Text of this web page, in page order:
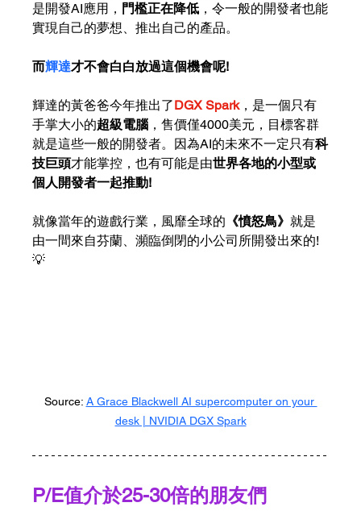
是開發AI應用， 門檻正在降低 ，令一般的開發者也能
實現自己的夢想、推出自己的產品。
而輝達才不會白白放過這個機會呢!
輝達的黃爸爸今年推出了DGX Spark，是一個只有
手掌大小的超級電腦 ，售價僅4000美元，目標客群
就是這些一般的開發者。因為AI的未來不一定只有科
技巨頭才能掌控，也有可能是由世界各地的小型或
個人開發者一起推動!
就像當年的遊戲行業，風靡全球的 《憤怒鳥》就是
由一間來自芬蘭、瀕臨倒閉的小公司所開發出來的!
💡
Source: A Grace Blackwell AI supercomputer on your
desk | NVIDIA DGX Spark
P/E值介於25-30倍的朋友們